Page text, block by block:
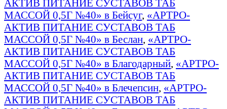
АКТИВ ПИТАНИЕ СУСТАВОВ ТАБ
МАССОЙ 0,5Г №40» в Бейсуг, «АРТРО-
АКТИВ ПИТАНИЕ СУСТАВОВ ТАБ
МАССОЙ 0,5Г №40» в Беслан, «АРТРО-
АКТИВ ПИТАНИЕ СУСТАВОВ ТАБ
МАССОЙ 0,5Г №40» в Благодарный, «АРТРО-
АКТИВ ПИТАНИЕ СУСТАВОВ ТАБ
МАССОЙ 0,5Г №40» в Блечепсин, «АРТРО-
АКТИВ ПИТАНИЕ СУСТАВОВ ТАБ